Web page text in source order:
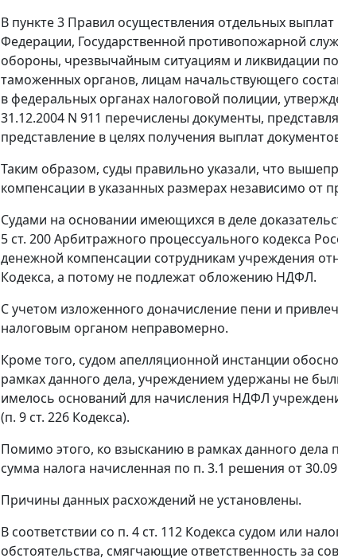
В пункте 3 Правил осуществления отдельных
Федерации, Государственной противопожарной
обороны, чрезвычайным ситуациям и ликвидации
таможенных органов, лицам начальствующего
в федеральных органах налоговой полиции,
31.12.2004 N 911 перечислены документы,
представление в целях получения выплат
Таким образом, суды правильно указали, что
компенсации в указанных размерах независимо от
Судами на основании имеющихся в деле
5 ст. 200Арбитражного процессуального кодекса
денежной компенсации сотрудникам учреждения
Кодекса, а потому не подлежат обложению НДФЛ.
С учетом изложенного доначисление пени и
налоговым органом неправомерно.
Кроме того, судом апелляционной инстанции
рамках данного дела, учреждением удержаны не
имелось оснований для начисления НДФЛ
(п. 9 ст. 226 Кодекса).
Помимо этого, ко взысканию в рамках данного
сумма налога начисленная по п. 3.1 решения от
Причины данных расхождений не установлены.
В соответствии со п. 4 ст. 112 Кодекса судом или
обстоятельства, смягчающие ответственность за